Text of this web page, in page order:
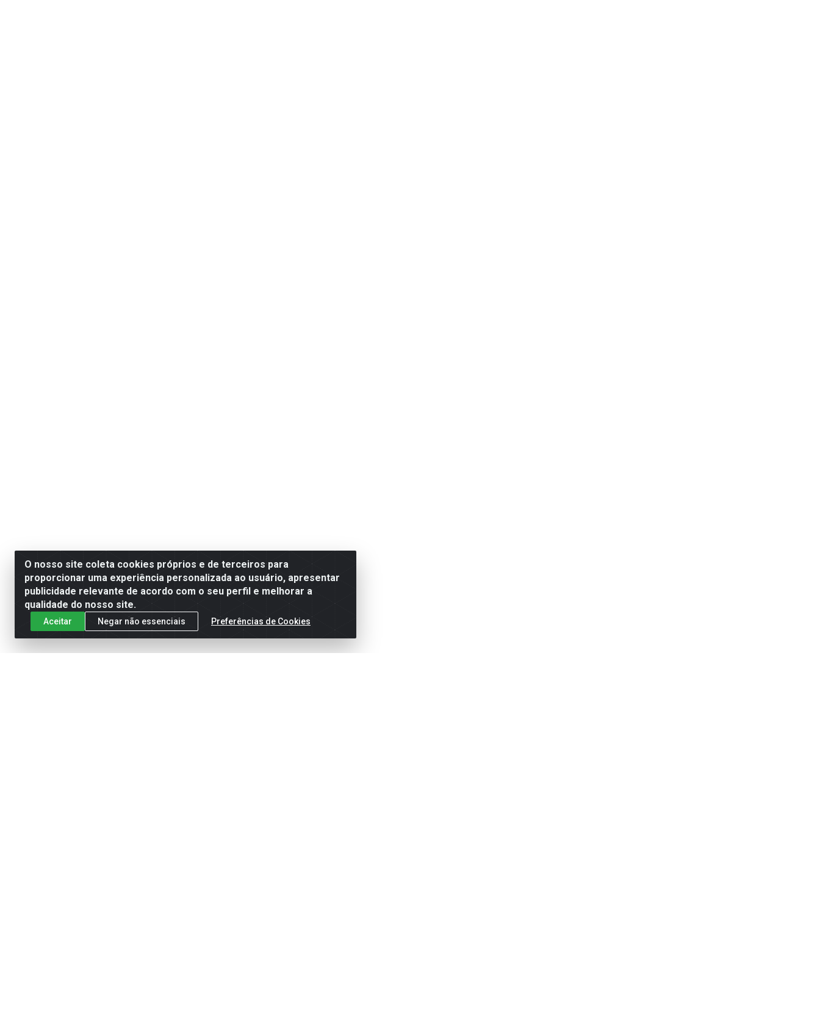
O nosso site coleta cookies próprios e de terceiros para
proporcionar uma experiência personalizada ao usuário, apresentar
publicidade relevante de acordo com o seu perfil e melhorar a
qualidade do nosso site.
Aceitar Negar não essenciais Preferências de Cookies